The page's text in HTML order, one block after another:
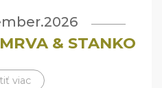
& STANKO
viac